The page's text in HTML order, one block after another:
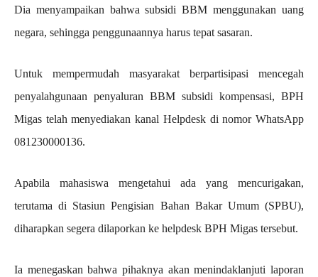
Dia menyampaikan bahwa subsidi BBM menggunakan uang
negara, sehingga penggunaannya harus tepat sasaran.
Untuk mempermudah masyarakat berpartisipasi mencegah
penyalahgunaan penyaluran BBM subsidi kompensasi, BPH
Migas telah menyediakan kanal Helpdesk di nomor WhatsApp
081230000136.
Apabila mahasiswa mengetahui ada yang mencurigakan,
terutama di Stasiun Pengisian Bahan Bakar Umum (SPBU),
diharapkan segera dilaporkan ke helpdesk BPH Migas tersebut.
Ia menegaskan bahwa pihaknya akan menindaklanjuti laporan